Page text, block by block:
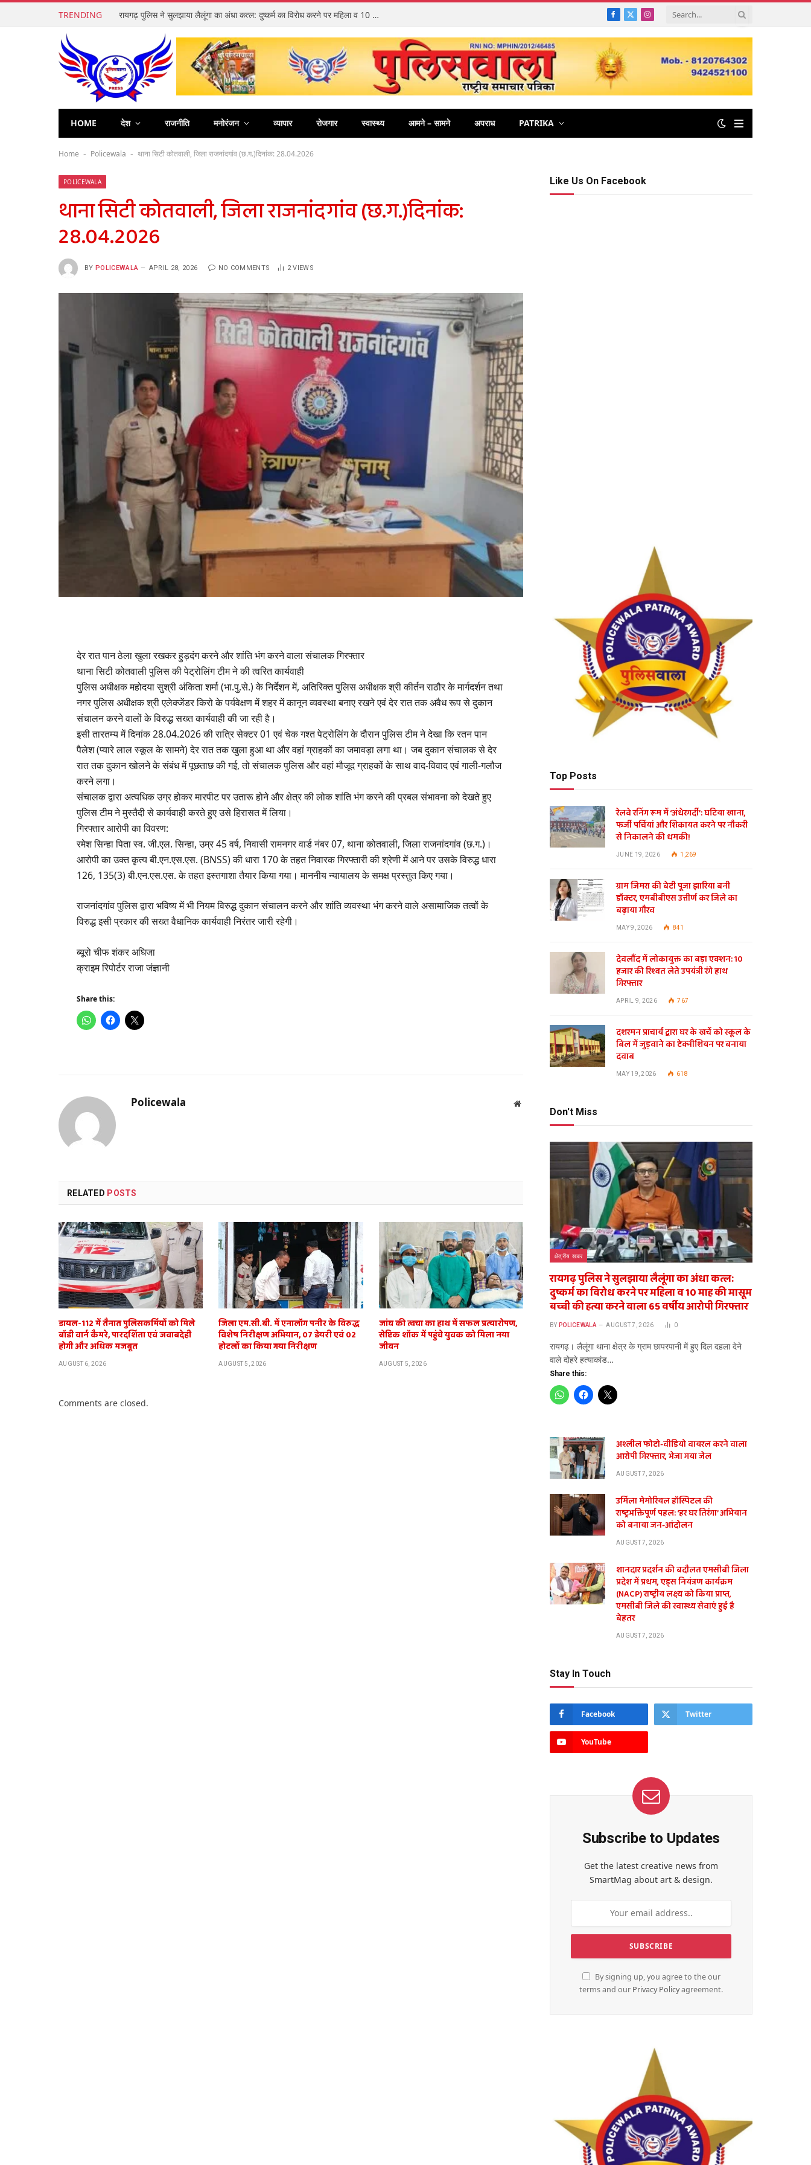
TRENDING रायगढ़ पुलिस ने सुलझाया लैलूंगा का अंधा कत्ल: दुष्कर्म का विरोध करने पर महिला व 10 माह की मासूम बच्ची की हत्या करने वाला 65 वर्षीय आरोपी गिरफ्तार Facebook
X
Instagram
HOME देश राजनीति मनोरंजन व्यापार रोजगार स्वास्थ्य आमने – सामने अपराध PATRIKA
Home - Policewala - थाना सिटी कोतवाली, जिला राजनांदगांव (छ.ग.)दिनांक: 28.04.2026
POLICEWALA
थाना सिटी कोतवाली, जिला राजनांदगांव (छ.ग.)दिनांक:
28.04.2026
BY POLICEWALA APRIL 28, 2026 NO COMMENTS 2VIEWS
देर रात पान ठेला खुला रखकर हुड़दंग करने और शांति भंग करने वाला संचालक गिरफ्तार
थाना सिटी कोतवाली पुलिस की पेट्रोलिंग टीम ने की त्वरित कार्यवाही
पुलिस अधीक्षक महोदया सुश्री अंकिता शर्मा (भा.पु.से.) के निर्देशन में, अतिरिक्त पुलिस अधीक्षक श्री कीर्तन राठौर के मार्गदर्शन तथा
नगर पुलिस अधीक्षक श्री एलेक्जेंडर किरो के पर्यवेक्षण में शहर में कानून व्यवस्था बनाए रखने एवं देर रात तक अवैध रूप से दुकान
संचालन करने वालों के विरुद्ध सख्त कार्यवाही की जा रही है।
इसी तारतम्य में दिनांक 28.04.2026 की रात्रि सेक्टर 01 एवं चेक गश्त पेट्रोलिंग के दौरान पुलिस टीम ने देखा कि रतन पान
पैलेश (प्यारे लाल स्कूल के सामने) देर रात तक खुला हुआ था और वहां ग्राहकों का जमावड़ा लगा था। जब दुकान संचालक से देर
रात तक दुकान खोलने के संबंध में पूछताछ की गई, तो संचालक पुलिस और वहां मौजूद ग्राहकों के साथ वाद-विवाद एवं गाली-गलौज
करने लगा।
संचालक द्वारा अत्यधिक उग्र होकर मारपीट पर उतारू होने और क्षेत्र की लोक शांति भंग करने की प्रबल संभावना को देखते हुए
पुलिस टीम ने मुस्तैदी से कार्यवाही करते हुए उसे हिरासत में लिया।
गिरफ्तार आरोपी का विवरण:
रमेश सिन्हा पिता स्व. जी.एल. सिन्हा, उम्र 45 वर्ष, निवासी रामनगर वार्ड नंबर 07, थाना कोतवाली, जिला राजनांदगांव (छ.ग.)।
आरोपी का उक्त कृत्य बी.एन.एस.एस. (BNSS) की धारा 170 के तहत निवारक गिरफ्तारी की श्रेणी में आने पर उसके विरुद्ध धारा
126, 135(3) बी.एन.एस.एस. के तहत इस्तगाशा तैयार किया गया। माननीय न्यायालय के समक्ष प्रस्तुत किए गया।
​राजनांदगांव पुलिस द्वारा भविष्य में भी नियम विरुद्ध दुकान संचालन करने और शांति व्यवस्था भंग करने वाले असामाजिक तत्वों के
विरुद्ध इसी प्रकार की सख्त वैधानिक कार्यवाही निरंतर जारी रहेगी।
ब्यूरो चीफ शंकर अघिजा
क्राइम रिपोर्टर राजा जंज्ञानी
Share this:
Policewala Website
RELATED POSTS
डायल-112 में तैनात पुलिसकर्मियों को मिले
बॉडी वार्न कैमरे, पारदर्शिता एवं जवाबदेही
होगी और अधिक मजबूत
AUGUST 6, 2026
जिला एम.सी.बी. में एनालॉग पनीर के विरुद्ध
विशेष निरीक्षण अभियान, 07 डेयरी एवं 02
होटलों का किया गया निरीक्षण
AUGUST 5, 2026
जांघ की त्वचा का हाथ में सफल प्रत्यारोपण,
सेप्टिक शॉक में पहुंचे युवक को मिला नया
जीवन
AUGUST 5, 2026
Comments are closed.
Like Us On Facebook
Top Posts
रेलवे रनिंग रूम में ‘अंधेरगर्दी’: घटिया खाना,
फर्जी पर्चियां और शिकायत करने पर नौकरी
से निकालने की धमकी!
JUNE 19, 2026 1,269
ग्राम जिमरा की बेटी पूजा झारिया बनी
डॉक्टर, एमबीबीएस उत्तीर्ण कर जिले का
बढ़ाया गौरव
MAY 9, 2026 841
देवलौंद में लोकायुक्त का बड़ा एक्शन: 10
हजार की रिश्वत लेते उपयंत्री रंगे हाथ
गिरफ्तार
APRIL 9, 2026 767
दशरमन प्राचार्य द्वारा घर के खर्चे को स्कूल के
बिल में जुड़वाने का टेक्नीशियन पर बनाया
दवाब
MAY 19, 2026 618
Don't Miss
क्षेत्रीय खबर
रायगढ़ पुलिस ने सुलझाया लैलूंगा का अंधा कत्ल:
दुष्कर्म का विरोध करने पर महिला व 10 माह की मासूम
बच्ची की हत्या करने वाला 65 वर्षीय आरोपी गिरफ्तार
BY POLICEWALA AUGUST 7, 2026 0
​रायगढ़। लैलूंगा थाना क्षेत्र के ग्राम छापरपानी में हुए दिल दहला देने
वाले दोहरे हत्याकांड…
Share this:
अश्लील फोटो-वीडियो वायरल करने वाला
आरोपी गिरफ्तार, भेजा गया जेल
AUGUST 7, 2026
उर्मिला मेमोरियल हॉस्पिटल की
राष्ट्रभक्तिपूर्ण पहल: ‘हर घर तिरंगा’ अभियान
को बनाया जन-आंदोलन
AUGUST 7, 2026
शानदार प्रदर्शन की बदौलत एमसीबी जिला
प्रदेश में प्रथम, एड्स नियंत्रण कार्यक्रम
(NACP) राष्ट्रीय लक्ष्य को किया प्राप्त,
एमसीबी जिले की स्वास्थ्य सेवाएं हुई है
बेहतर
AUGUST 7, 2026
Stay In Touch
Facebook Twitter
YouTube
Subscribe to Updates
Get the latest creative news from
SmartMag about art & design.
By signing up, you agree to the our
terms and our Privacy Policyagreement.